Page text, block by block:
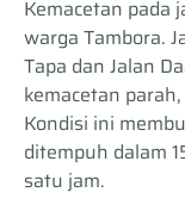
Kemacetan pada
warga Tambora.
Tapa dan Jalan
kemacetan
Kondisi ini
ditempuh dalam
satu jam.